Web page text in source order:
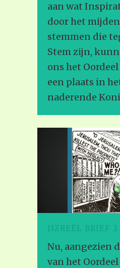
aan wat
door het
stemmen die
Stem zijn,
ons het
een plaats in
naderende
JIZREËL BRIEF 2
Nu, aangezien
van het